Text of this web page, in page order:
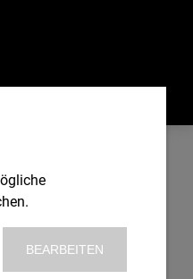
BEARBEITEN